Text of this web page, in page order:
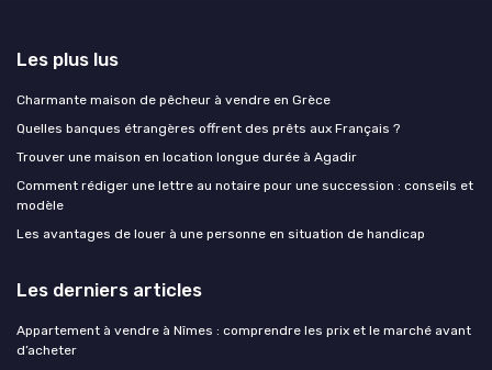
Les plus lus
Charmante maison de pêcheur à vendre en Grèce
Quelles banques étrangères offrent des prêts aux Français ?
Trouver une maison en location longue durée à Agadir
Comment rédiger une lettre au notaire pour une succession : conseils et
modèle
Les avantages de louer à une personne en situation de handicap
Les derniers articles
Appartement à vendre à Nîmes : comprendre les prix et le marché avant
d’acheter